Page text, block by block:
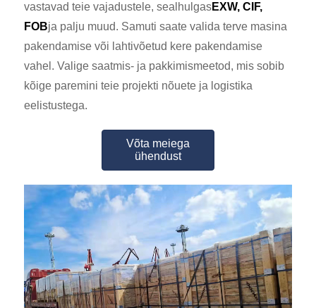
vastavad teie vajadustele, sealhulgasEXW, CIF,
FOBja palju muud. Samuti saate valida terve masina
pakendamise või lahtivõetud kere pakendamise
vahel. Valige saatmis- ja pakkimismeetod, mis sobib
kõige paremini teie projekti nõuete ja logistika
eelistustega.
Võta meiega
ühendust